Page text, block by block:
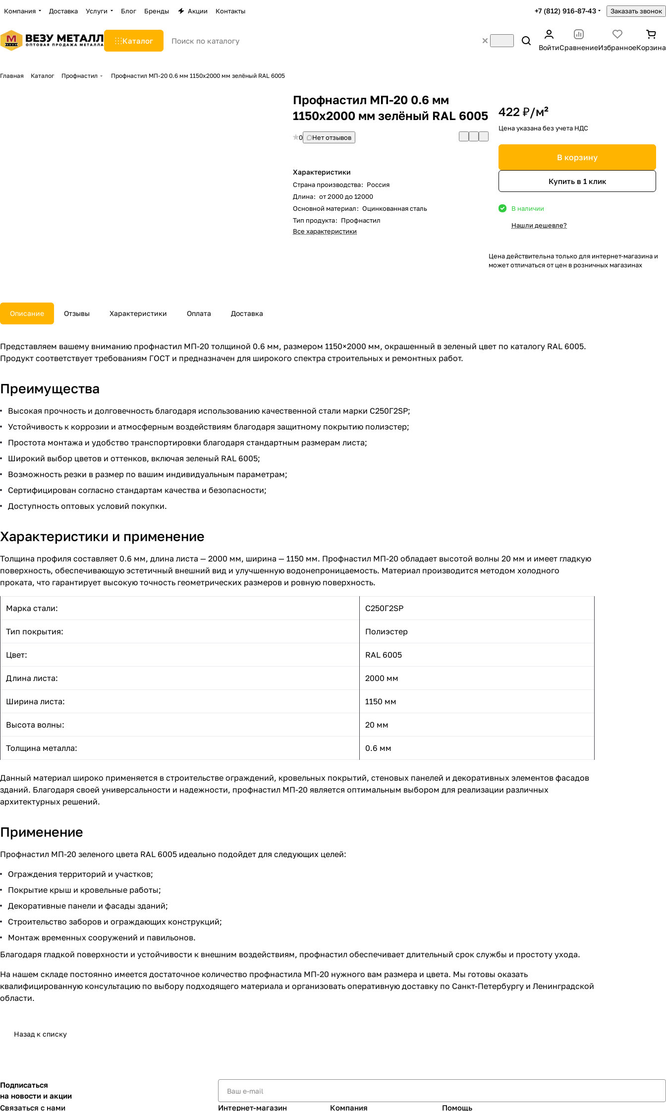
Компания Доставка Услуги Блог Бренды Акции Контакты +7 (812) 916-87-43 Заказать звонок
Каталог
ВойтиСравнениеИзбранноеКорзина
Главная Каталог Профнастил Профнастил МП-20 0.6 мм 1150х2000 мм зелёный RAL 6005
Профнастил МП-20 0.6 мм
1150х2000 мм зелёный RAL 6005
0 Нет отзывов
Характеристики
Страна производства: Россия
Длина: от 2000 до 12000
Основной материал: Оцинкованная сталь
Тип продукта: Профнастил
Все характеристики
422 ₽/м²
Цена указана без учета НДС
В корзину
Купить в 1 клик
В наличии
Нашли дешевле?
Цена действительна только для интернет-магазина и
может отличаться от цен в розничных магазинах
Описание Отзывы Характеристики Оплата Доставка
Представляем вашему вниманию профнастил МП-20 толщиной 0.6 мм, размером 1150×2000 мм, окрашенный в зеленый цвет по каталогу RAL 6005.
Продукт соответствует требованиям ГОСТ и предназначен для широкого спектра строительных и ремонтных работ.
Преимущества
Высокая прочность и долговечность благодаря использованию качественной стали марки С250Г2SP;
Устойчивость к коррозии и атмосферным воздействиям благодаря защитному покрытию полиэстер;
Простота монтажа и удобство транспортировки благодаря стандартным размерам листа;
Широкий выбор цветов и оттенков, включая зеленый RAL 6005;
Возможность резки в размер по вашим индивидуальным параметрам;
Сертифицирован согласно стандартам качества и безопасности;
Доступность оптовых условий покупки.
Характеристики и применение
Толщина профиля составляет 0.6 мм, длина листа — 2000 мм, ширина — 1150 мм. Профнастил МП-20 обладает высотой волны 20 мм и имеет гладкую
поверхность, обеспечивающую эстетичный внешний вид и улучшенную водонепроницаемость. Материал производится методом холодного
проката, что гарантирует высокую точность геометрических размеров и ровную поверхность.
Марка стали: С250Г2SP
Тип покрытия: Полиэстер
Цвет: RAL 6005
Длина листа: 2000 мм
Ширина листа: 1150 мм
Высота волны: 20 мм
Толщина металла: 0.6 мм
Данный материал широко применяется в строительстве ограждений, кровельных покрытий, стеновых панелей и декоративных элементов фасадов
зданий. Благодаря своей универсальности и надежности, профнастил МП-20 является оптимальным выбором для реализации различных
архитектурных решений.
Применение
Профнастил МП-20 зеленого цвета RAL 6005 идеально подойдет для следующих целей:
Ограждения территорий и участков;
Покрытие крыш и кровельные работы;
Декоративные панели и фасады зданий;
Строительство заборов и ограждающих конструкций;
Монтаж временных сооружений и павильонов.
Благодаря гладкой поверхности и устойчивости к внешним воздействиям, профнастил обеспечивает длительный срок службы и простоту ухода.
На нашем складе постоянно имеется достаточное количество профнастила МП-20 нужного вам размера и цвета. Мы готовы оказать
квалифицированную консультацию по выбору подходящего материала и организовать оперативную доставку по Санкт-Петербургу и Ленинградской
области.
Назад к списку
Подписаться
на новости и акции
Связаться с нами
Интернет-магазин Компания Помощь